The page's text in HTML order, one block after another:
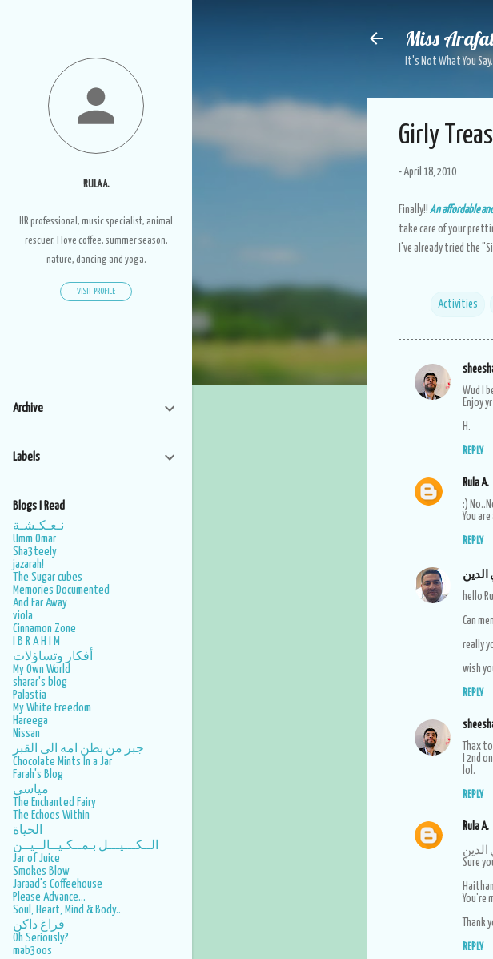
Miss
It's Not What You
Girly
-April 18, 2010
Finally!! An affordable
take care of your
I've already tried the
Activities
C
n
Wud I
Enjoy
H.
REPLY
Rula A.
:)
You
REPLY
hello
Can
really
wish
REPLY
Thax
I 2nd
lol.
REPLY
Rula A.
Sure
You're
REPLY
RULA A.
HR professional, music specialist, animal
rescuer. I love coffee, summer season,
nature, dancing and yoga.
VISIT PROFILE
Archive
Labels
Blogs I Read
نـعـكـشـة
Umm Omar
Sha3teely
jazarah!
The Sugar cubes
Memories Documented
And Far Away
viola
Cinnamon Zone
I B R A H I M
أفكار وتساؤلات
My Own World
sharar's blog
Palastia
My White Freedom
Hareega
Nissan
جبر من بطن امه الى القبر
Chocolate Mints In a Jar
Farah's Blog
مياسي
The Enchanted Fairy
The Echoes Within
الحياة
الــكـــيـــل بـمــكـيــالــيــن
Jar of Juice
Smokes Blow
Jaraad's Coffeehouse
Please Advance...
Soul, Heart, Mind & Body..
فراغ داكن
Oh Seriously?
mab3oos